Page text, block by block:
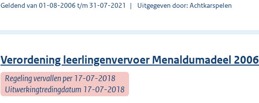
Geldend van 01-08-2006 t/m 31-07-2021 Uitgegeven door: Achtkarspelen
Verordening leerlingenvervoer Menaldumadeel 2006
Regeling vervallen per 17-07-2018
Uitwerkingtredingdatum 17-07-2018